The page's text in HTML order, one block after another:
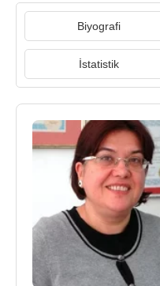
Biyografi
İstatistik